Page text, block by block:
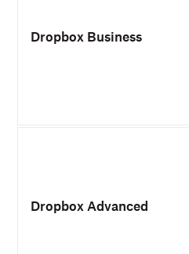
Dropbox Business
Dropbox Advanced